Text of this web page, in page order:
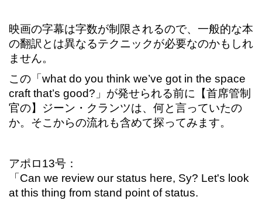
映画の字幕は字数が制限されるので、一般的な本
の翻訳とは異なるテクニックが必要なのかもしれ
ません。
この「what do you think we’ve got in the space
craft that’s good?」が発せられる前に【首席管制
官の】ジーン・クランツは、何と言っていたの
か。そこからの流れも含めて探ってみます。
アポロ13号：
「Can we review our status here, Sy? Let's look
at this thing from stand point of status.